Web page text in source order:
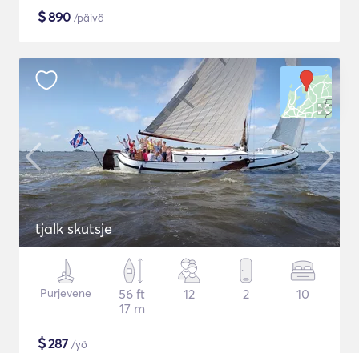
$890 /päivä
tjalk skutsje
Purjevene
56 ft
17 m
12 2 10
$287 /yö